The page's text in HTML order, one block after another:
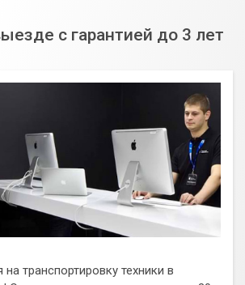
с гарантией до 3 лет
на транспортировку техники в